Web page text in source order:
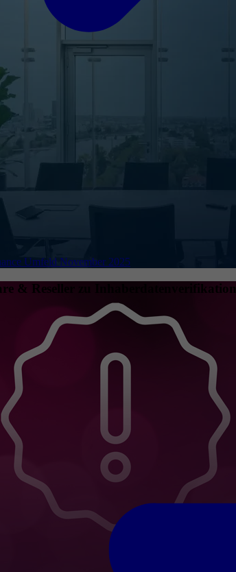
Umfeld November 2025
& Reseller zu Inhaberdatenverifikation